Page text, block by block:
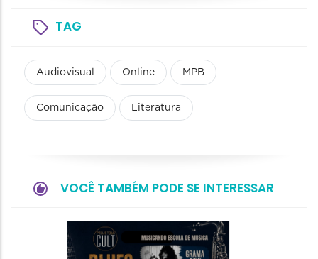
TAG
Audiovisual Online MPB
Comunicação Literatura
VOCÊ TAMBÉM PODE SE INTERESSAR